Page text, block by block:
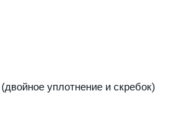
уплотнение и скребок)